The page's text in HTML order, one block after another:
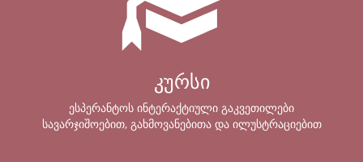
კურსი
ესპერანტოს ინტერაქტიული გაკვეთილები
სავარჯიშოებით, გახმოვანებითა და ილუსტრაციებით